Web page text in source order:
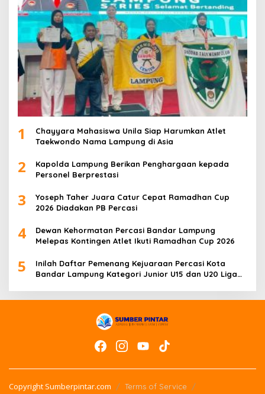
1
Chayyara Mahasiswa Unila Siap Harumkan Atlet
Taekwondo Nama Lampung di Asia
2
Kapolda Lampung Berikan Penghargaan kepada
Personel Berprestasi
3
Yoseph Taher Juara Catur Cepat Ramadhan Cup
2026 Diadakan PB Percasi
4
Dewan Kehormatan Percasi Bandar Lampung
Melepas Kontingen Atlet Ikuti Ramadhan Cup 2026
5
Inilah Daftar Pemenang Kejuaraan Percasi Kota
Bandar Lampung Kategori Junior U15 dan U20 Liga
Copyright Sumberpintar.com
Terms of Service